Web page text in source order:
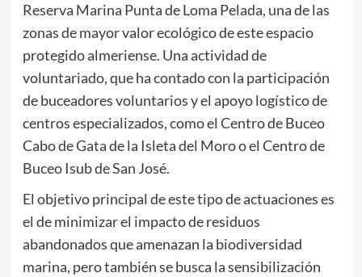
Reserva Marina Punta de Loma Pelada, una de las
zonas de mayor valor ecológico de este espacio
protegido almeriense. Una actividad de
voluntariado, que ha contado con la participación
de buceadores voluntarios y el apoyo logístico de
centros especializados, como el Centro de Buceo
Cabo de Gata de la Isleta del Moro o el Centro de
Buceo Isub de San José.
El objetivo principal de este tipo de actuaciones es
el de minimizar el impacto de residuos
abandonados que amenazan la biodiversidad
marina, pero también se busca la sensibilización